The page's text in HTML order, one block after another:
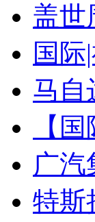
盖世
国
马自
【
广汽
特斯